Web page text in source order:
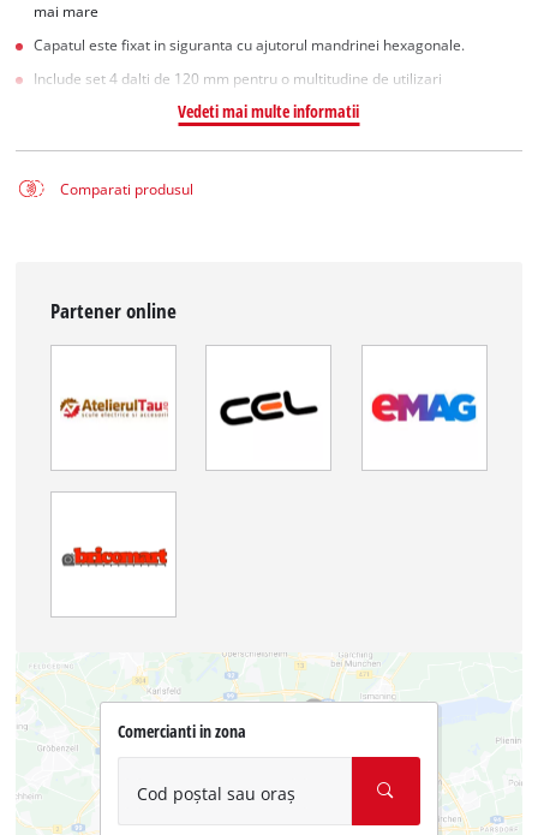
mai mare
Capatul este fixat in siguranta cu ajutorul mandrinei hexagonale.
Include set 4 dalti de 120 mm pentru o multitudine de utilizari
Vedeti mai multe informatii
Comparati produsul
Partener online
Comercianti in zona
Cod poștal sau oraș